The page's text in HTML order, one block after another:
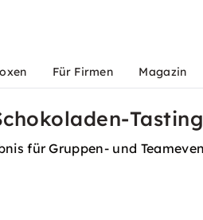
Für Firmen Magazin
für Gruppen- und